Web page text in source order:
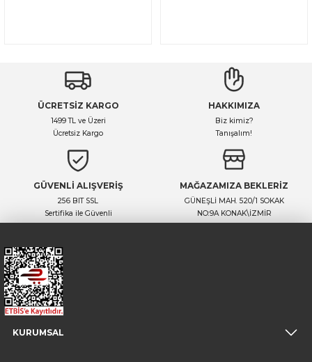
ÜCRETSİZ KARGO
1499 TL ve Üzeri
Ücretsiz Kargo
HAKKIMIZA
Biz kimiz?
Tanışalım!
GÜVENLİ ALIŞVERİŞ
256 BIT SSL
Sertifika ile Güvenli
MAĞAZAMIZA BEKLERİZ
GÜNEŞLİ MAH. 520/1 SOKAK
NO:9A KONAK\İZMİR
KURUMSAL